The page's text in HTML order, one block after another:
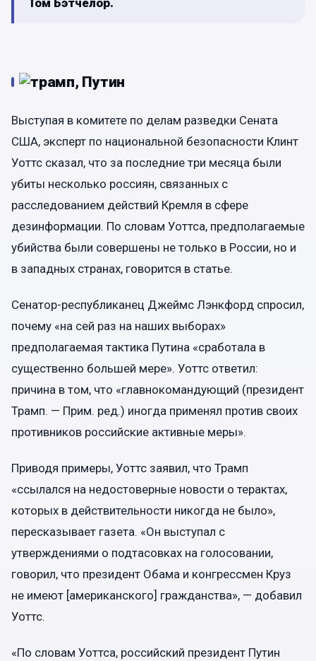
Том Бэтчелор.
Выступая в комитете по делам разведки Сената
США, эксперт по национальной безопасности Клинт
Уоттс сказал, что за последние три месяца были
убиты несколько россиян, связанных с
расследованием действий Кремля в сфере
дезинформации. По словам Уоттса, предполагаемые
убийства были совершены не только в России, но и
в западных странах, говорится в статье.
Сенатор-республиканец Джеймс Лэнкфорд спросил,
почему «на сей раз на наших выборах»
предполагаемая тактика Путина «сработала в
существенно большей мере». Уоттс ответил:
причина в том, что «главнокомандующий (президент
Трамп. — Прим. ред.) иногда применял против своих
противников российские активные меры».
Приводя примеры, Уоттс заявил, что Трамп
«ссылался на недостоверные новости о терактах,
которых в действительности никогда не было»,
пересказывает газета. «Он выступал с
утверждениями о подтасовках на голосовании,
говорил, что президент Обама и конгрессмен Круз
не имеют [американского] гражданства», — добавил
Уоттс.
«По словам Уоттса, российский президент Путин